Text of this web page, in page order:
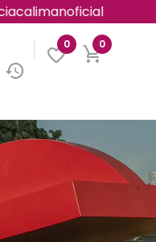
0 0